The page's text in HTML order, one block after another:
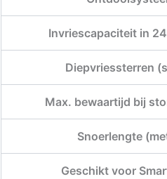
Invriescapaciteit in
Diepvriessterren
Max. bewaartijd bij
Snoerlengte
Geschikt voor